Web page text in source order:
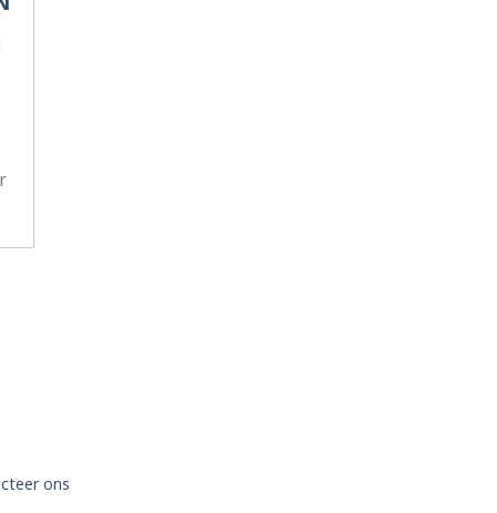
ons